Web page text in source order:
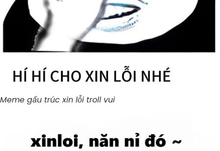
Meme gấu trúc xin lỗi troll vui